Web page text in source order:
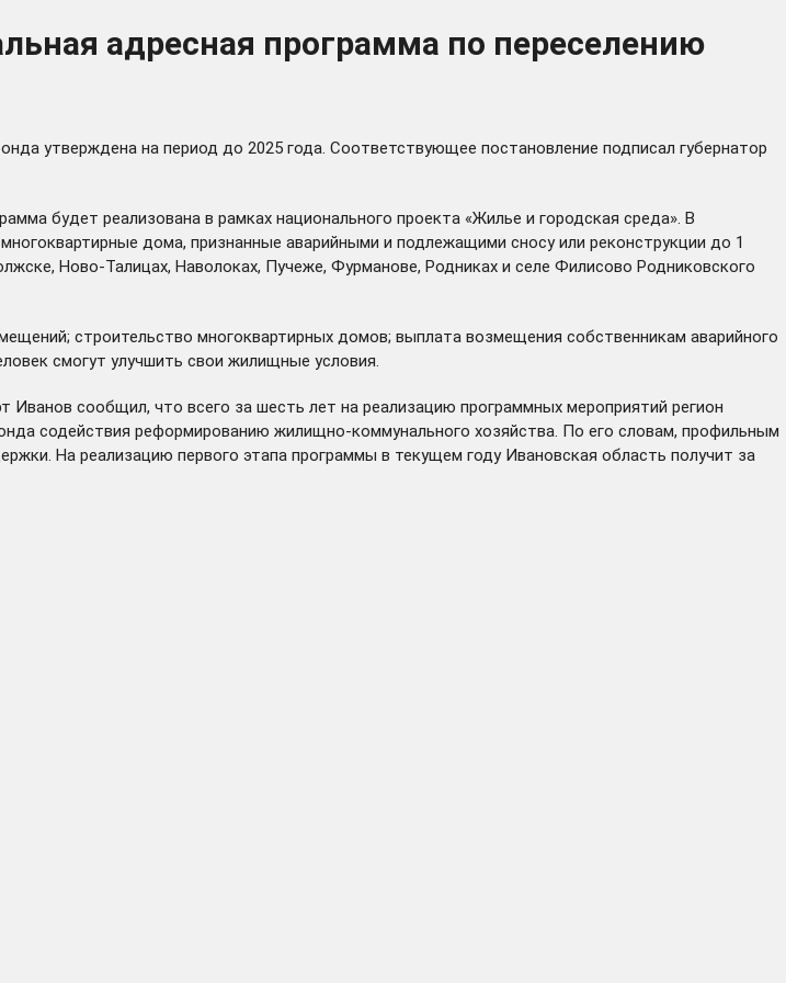
адресная программа по переселению
утверждена на период до 2025 года. Соответствующее постановление подписал губернатор
будет реализована в рамках национального проекта «Жилье и городская среда». В
дома, признанные аварийными и подлежащими сносу или реконструкции до 1
Ново-Талицах, Наволоках, Пучеже, Фурманове, Родниках и селе Филисово Родниковского
строительство многоквартирных домов; выплата возмещения собственникам аварийного
смогут улучшить свои жилищные условия.
сообщил, что всего за шесть лет на реализацию программных мероприятий регион
содействия реформированию жилищно-коммунального хозяйства. По его словам, профильным
На реализацию первого этапа программы в текущем году Ивановская область получит за